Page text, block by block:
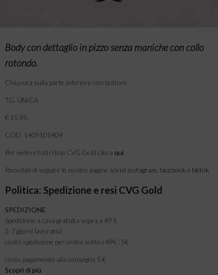
Body con dettaglio in pizzo senza maniche con collo
rotondo.
Chiusura sulla parte inferiore con bottoni.
TG. UNICA
€ 15,95
COD. 1409101404
Per vedere tutti i top CVG Gold clicca qui
Ricordati di seguire le nostre pagine social instagram, facebook e tiktok
Politica: Spedizione e resi CVG Gold
SPEDIZIONE
Spedizione a casa gratuita sopra a 49 €
2-7 giorni lavorativi
costo spedizione per ordini sotto i 49€ : 5€
costo pagamento alla consegna 5 €
Scopri di più